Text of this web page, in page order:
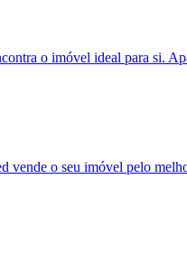
o imóvel ideal para si.
vende o seu imóvel pelo